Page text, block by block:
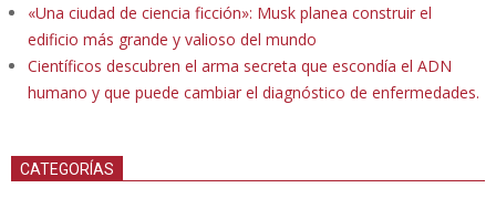
«Una ciudad de ciencia ficción»: Musk planea construir el
edificio más grande y valioso del mundo
Científicos descubren el arma secreta que escondía el ADN
humano y que puede cambiar el diagnóstico de enfermedades.
CATEGORÍAS